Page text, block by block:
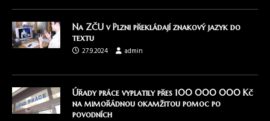
Na ZČU v Plzni překládají znakový jazyk do
textu
27.9.2024
admin
Úřady práce vyplatily přes 100 000 000 Kč
na mimořádnou okamžitou pomoc po
povodních